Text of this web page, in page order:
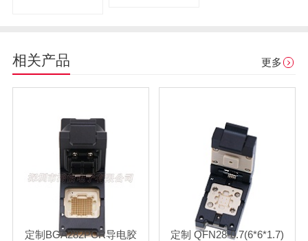
相关产品 更多
定制BGA282PCR导电胶
定制 QFN28-0.7(6*6*1.7)